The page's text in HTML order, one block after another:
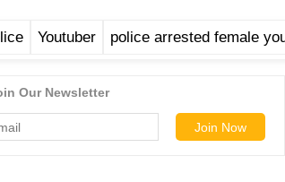
Youtuber police arrested female